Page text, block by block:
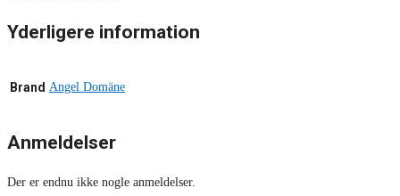
Yderligere information
Brand Angel Domäne
Anmeldelser
Der er endnu ikke nogle anmeldelser.